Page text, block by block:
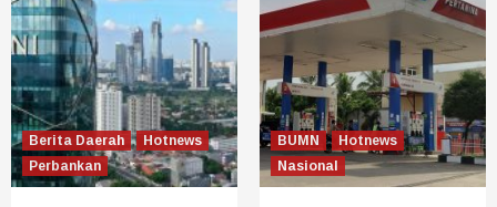
Berita Daerah
Hotnews
Perbankan
BUMN
Hotnews
Nasional